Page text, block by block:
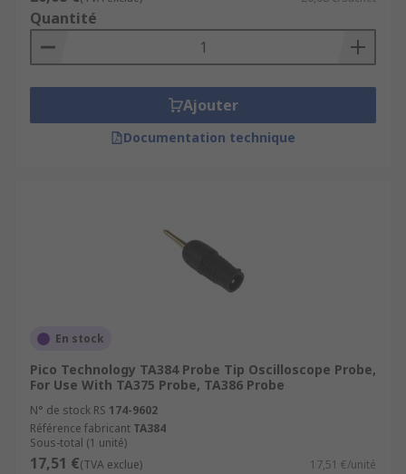
Quantité
Ajouter
Documentation technique
En stock
Pico Technology TA384 Probe Tip Oscilloscope Probe,
For Use With TA375 Probe, TA386 Probe
N° de stock RS 174-9602
Référence fabricant TA384
Sous-total (1 unité)
17,51 €(TVA exclue) 17,51 €/unité